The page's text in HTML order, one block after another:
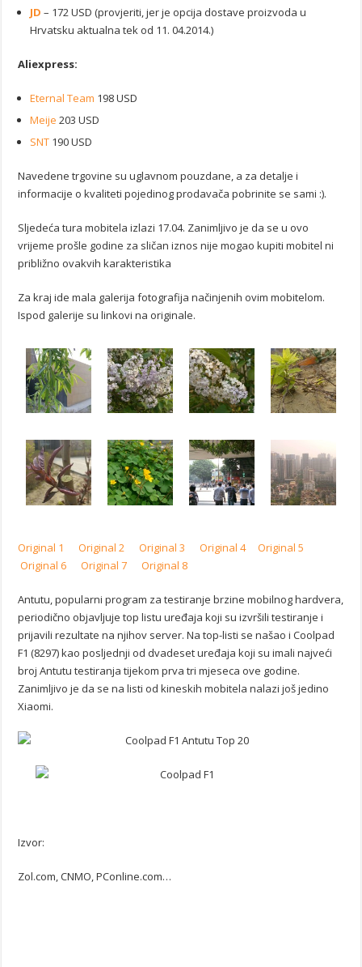
JD – 172 USD (provjeriti, jer je opcija dostave proizvoda u
Hrvatsku aktualna tek od 11. 04.2014.)
Aliexpress:
Eternal Team 198 USD
Meije 203 USD
SNT 190 USD
Navedene trgovine su uglavnom pouzdane, a za detalje i
informacije o kvaliteti pojedinog prodavača pobrinite se sami :).
Sljedeća tura mobitela izlazi 17.04. Zanimljivo je da se u ovo
vrijeme prošle godine za sličan iznos nije mogao kupiti mobitel ni
približno ovakvih karakteristika
Za kraj ide mala galerija fotografija načinjenih ovim mobitelom.
Ispod galerije su linkovi na originale.
Original 1 Original 2 Original 3 Original 4
Original 5
Original 6
Original 7 Original 8
Antutu, popularni program za testiranje brzine mobilnog hardvera,
periodično objavljuje top listu uređaja koji su izvršili testiranje i
prijavili rezultate na njihov server. Na top-listi se našao i Coolpad
F1 (8297) kao posljednji od dvadeset uređaja koji su imali najveći
broj Antutu testiranja tijekom prva tri mjeseca ove godine.
Zanimljivo je da se na listi od kineskih mobitela nalazi još jedino
Xiaomi.
Izvor:
Zol.com, CNMO, PConline.com…